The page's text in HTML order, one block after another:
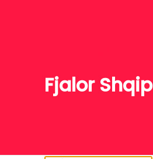
Fjalor Shqip